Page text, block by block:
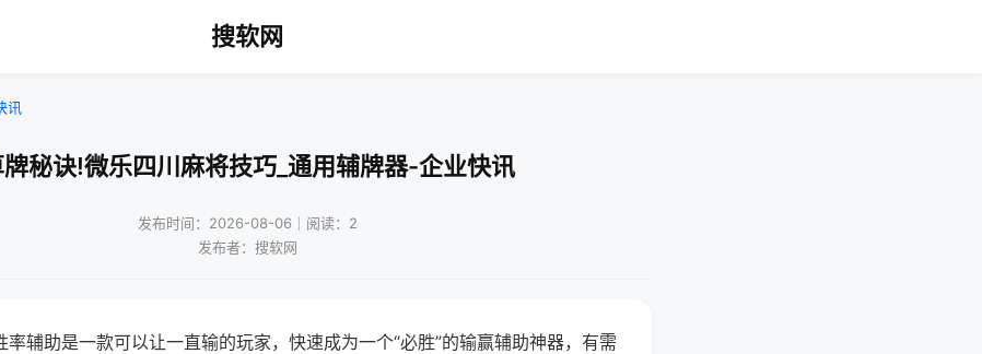
搜软网
讯
秘诀!微乐四川麻将技巧_通用辅牌器-企业快讯
发布时间：2026-08-06｜阅读：2
发布者：搜软网
率辅助是一款可以让一直输的玩家，快速成为一个“必胜”的输赢辅助神器，有需